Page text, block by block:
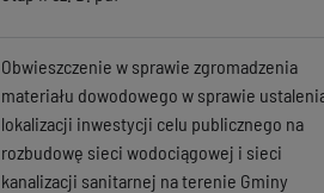
Obwieszczenie w sprawie zgromadzenia
materiału dowodowego w sprawie
lokalizacji inwestycji celu publicznego na
rozbudowę sieci wodociągowej i sieci
kanalizacji sanitarnej na terenie Gminy